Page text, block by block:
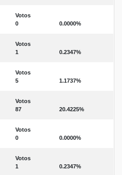
Votos
0
0.0000%
Votos
1
0.2347%
Votos
5
1.1737%
Votos
87
20.4225%
Votos
0
0.0000%
Votos
1
0.2347%